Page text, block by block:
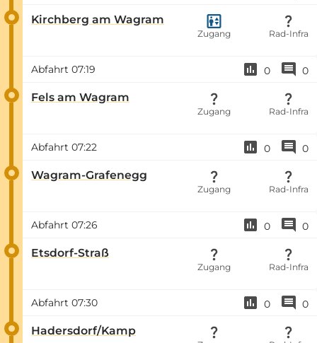
Kirchberg am Wagram
Zugang Rad-Infra
Abfahrt 07:19 0 0
Fels am Wagram
Zugang Rad-Infra
Abfahrt 07:22 0 0
Wagram-Grafenegg
Zugang Rad-Infra
Abfahrt 07:26 0 0
Etsdorf-Straß
Zugang Rad-Infra
Abfahrt 07:30 0 0
Hadersdorf/Kamp